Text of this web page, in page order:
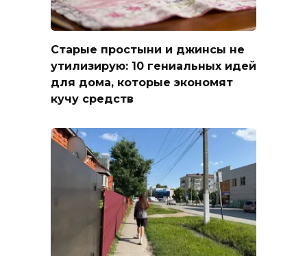
Старые простыни и джинсы не
утилизирую: 10 гениальных идей
для дома, которые экономят
кучу средств